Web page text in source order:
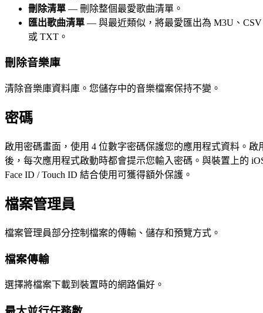
刪除清單 — 刪除整個最愛歌曲清單。
匯出歌曲清單 — 與最近類似，將最愛匯出為 M3U、CSV
或 TXT。
刪除音樂庫
清除音樂庫資料庫。您儲存中的音樂檔案保持不變。
密碼
啟用密碼畫面，使用 4 位數字密碼保護您的應用程式資料。啟
後，每次應用程式啟動時都會提示您輸入密碼。與裝置上的
Face ID / Touch ID 結合使用可獲得額外保護。
檔案管理員
檔案管理員部分控制檔案的傳輸、儲存和預覽方式。
檔案傳輸
選擇將檔案下載到裝置時的網路偏好。